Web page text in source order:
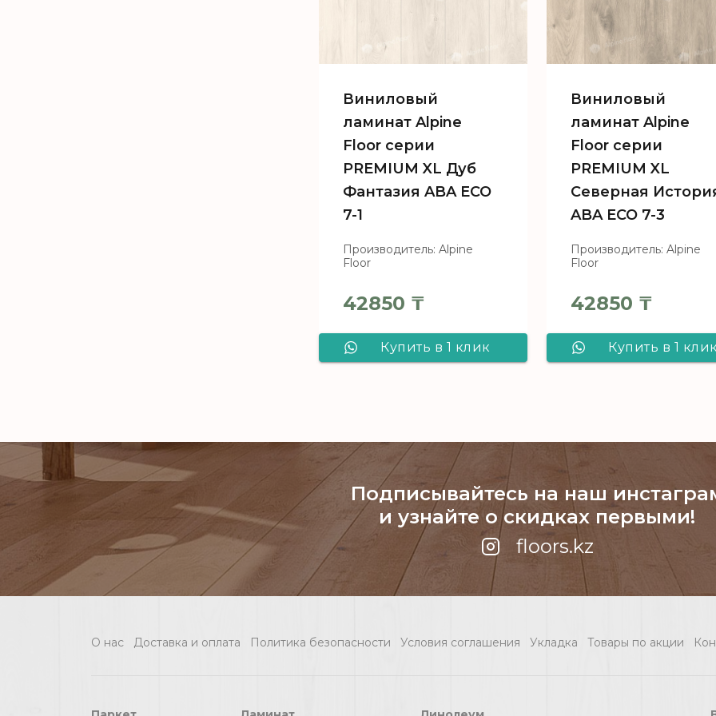
Виниловый
ламинат Alpine
Floor серии
PREMIUM XL Дуб
Фантазия ABA ECO
7-1
Производитель: Alpine
Floor
42850 ₸
Купить в 1 клик
PREMIUM XL Дуб
Фантазия ABA ECO
7-1
Виниловый
ламинат Alpine
Floor серии
PREMIUM XL
Северная
ABA ECO 7-3
Производитель: Alpine
Floor
42850 ₸
Купить в 1
Северная
ABA ECO 7-3
Подписывайтесь на наш
и узнайте о скидках первыми!
floors.kz
О нас Доставка и оплата Политика безопасности Условия соглашения Укладка Товары по акции